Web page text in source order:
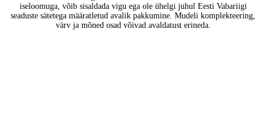
iseloomuga, võib sisaldada vigu ega ole ühelgi juhul Eesti Vabariigi
seaduste sätetega määratletud avalik pakkumine. Mudeli komplekteering,
värv ja mõned osad võivad avaldatust erineda.